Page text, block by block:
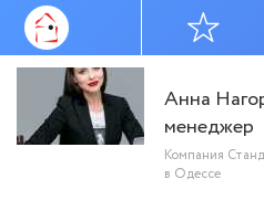
Анна
менеджер
Компания
в Одессе